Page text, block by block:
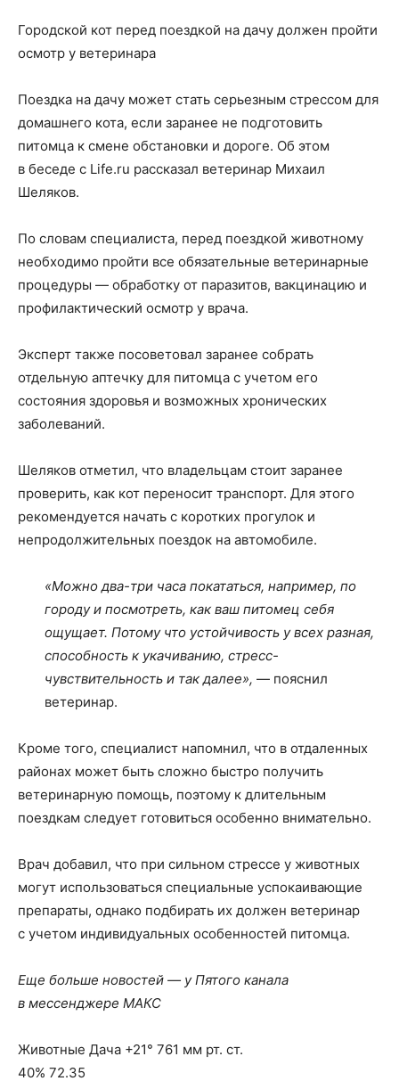
Городской кот перед поездкой на дачу должен пройти
осмотр у ветеринара
Поездка на дачу может стать серьезным стрессом для
домашнего кота, если заранее не подготовить
питомца к смене обстановки и дороге. Об этом
в беседе с Life.ru рассказал ветеринар Михаил
Шеляков.
По словам специалиста, перед поездкой животному
необходимо пройти все обязательные ветеринарные
процедуры — обработку от паразитов, вакцинацию и
профилактический осмотр у врача.
Эксперт также посоветовал заранее собрать
отдельную аптечку для питомца с учетом его
состояния здоровья и возможных хронических
заболеваний.
Шеляков отметил, что владельцам стоит заранее
проверить, как кот переносит транспорт. Для этого
рекомендуется начать с коротких прогулок и
непродолжительных поездок на автомобиле.
«Можно два-три часа покататься, например, по
городу и посмотреть, как ваш питомец себя
ощущает. Потому что устойчивость у всех разная,
способность к укачиванию, стресс-
чувствительность и так далее», — пояснил
ветеринар.
Кроме того, специалист напомнил, что в отдаленных
районах может быть сложно быстро получить
ветеринарную помощь, поэтому к длительным
поездкам следует готовиться особенно внимательно.
Врач добавил, что при сильном стрессе у животных
могут использоваться специальные успокаивающие
препараты, однако подбирать их должен ветеринар
с учетом индивидуальных особенностей питомца.
Еще больше новостей — у Пятого канала
в мессенджере МАКС
Животные Дача +21° 761 мм рт. ст.
40% 72.35